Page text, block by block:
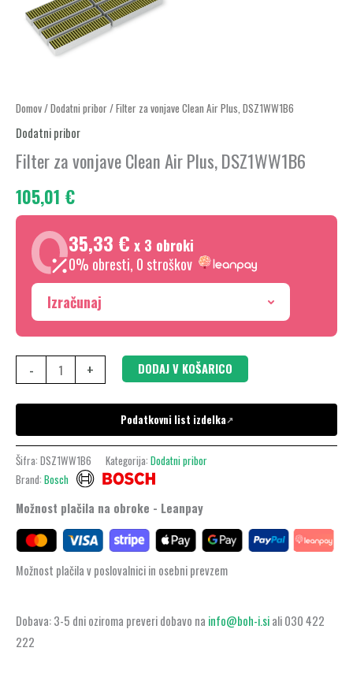
Domov/Dodatni pribor/ Filter za vonjave Clean Air Plus, DSZ1WW1B6
Dodatni pribor
Filter za vonjave Clean Air Plus, DSZ1WW1B6
105,01 €
35,33 € x 3 obroki
0% obresti, 0 stroškov
Izračunaj
-
Filter
za
vonjave
Clean
Air
Plus,
DSZ1WW1B6
količina
+ DODAJ V KOŠARICO
Podatkovni list izdelka↗
Šifra: DSZ1WW1B6 Kategorija: Dodatni pribor
Brand: Bosch
Možnost plačila na obroke - Leanpay
Možnost plačila v poslovalnici in osebni prevzem
Dobava: 3-5 dni oziroma preveri dobavo na info@boh-i.siali 030 422
222